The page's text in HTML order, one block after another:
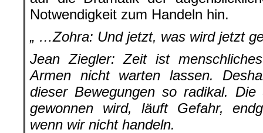
Notwendigkeit zum Handeln hin.
„ …Zohra: Und jetzt, was wird jetzt
Jean Ziegler: Zeit ist
Armen nicht warten lassen.
dieser Bewegungen so radikal.
gewonnen wird, läuft Gefahr,
wenn wir nicht handeln.